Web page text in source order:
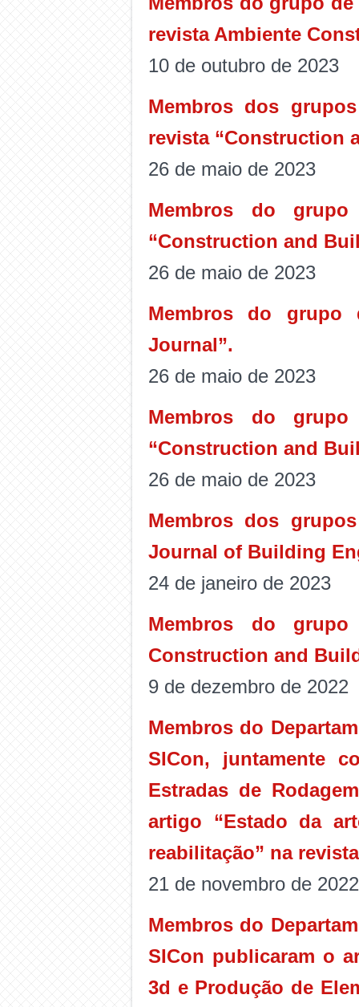
revista Ambiente
10 de outubro de 2023
Membros dos
revista “Construction
26 de maio de 2023
Membros do
“Construction and
26 de maio de 2023
Membros do grupo
Journal”.
26 de maio de 2023
Membros do
“Construction and
26 de maio de 2023
Membros dos
Journal of Building
24 de janeiro de 2023
Membros do
Construction and
9 de dezembro de 2022
Membros do
SICon, juntamente
Estradas de
artigo “Estado da
reabilitação” na
21 de novembro de 2022
Membros do
SICon publicaram o
3d e Produção de